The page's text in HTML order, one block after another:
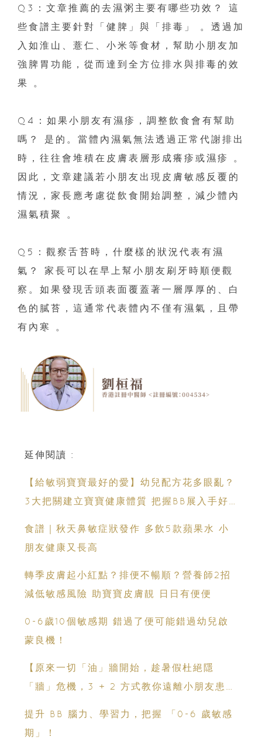
Q3：文章推薦的去濕粥主要有哪些功效？ 這
些食譜主要針對「健脾」與「排毒」 。透過加
入如淮山、薏仁、小米等食材，幫助小朋友加
強脾胃功能，從而達到全方位排水與排毒的效
果 。
Q4：如果小朋友有濕疹，調整飲食會有幫助
嗎？ 是的。當體內濕氣無法透過正常代謝排出
時，往往會堆積在皮膚表層形成癢疹或濕疹 。
因此，文章建議若小朋友出現皮膚敏感反覆的
情況，家長應考慮從飲食開始調整，減少體內
濕氣積聚 。
Q5：觀察舌苔時，什麼樣的狀況代表有濕
氣？ 家長可以在早上幫小朋友刷牙時順便觀
察。如果發現舌頭表面覆蓋著一層厚厚的、白
色的膩苔，這通常代表體內不僅有濕氣，且帶
有內寒 。
延伸閱讀 :
【給敏弱寶寶最好的愛】幼兒配方花多眼亂？
3大把關建立寶寶健康體質 把握BB展入手好
食譜｜秋天鼻敏症狀發作 多飲5款蘋果水 小
朋友健康又長高
轉季皮膚起小紅點？排便不暢順？營養師2招
減低敏感風險 助寶寶皮膚靚 日日有便便
0-6歲10個敏感期 錯過了便可能錯過幼兒啟
蒙良機！
【原來一切「油」牆開始，趁暑假杜絕隱
「牆」危機，3 + 2 方式教你遠離小朋友患病
提升 BB 腦力、學習力，把握 「0-6 歲敏感
期」！